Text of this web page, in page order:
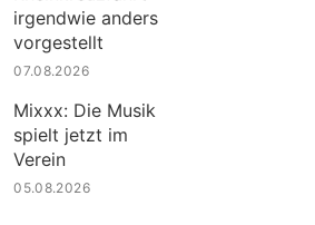
irgendwie anders
vorgestellt
07.08.2026
Mixxx: Die Musik
spielt jetzt im
Verein
05.08.2026